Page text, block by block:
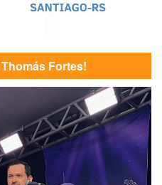
Fortes!